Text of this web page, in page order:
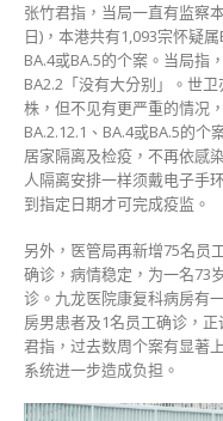
张竹君指，当局一直有监察
日)，本港共有1,093宗怀疑
BA.4或BA.5的个案。当局指
BA2.2「没有大分别」。世
株，但不见有更严重的情况
BA.2.12.1、BA.4或BA.5的
居家隔离及检疫，不再依感
人隔离安排一样须戴电子手
到指定日期才可完成疫监。
另外，医管局再新增75名员
确诊，病情稳定，为一名73
诊。九龙医院康复科病房有
房男患者及1名员工确诊，
君指，过去数周个案有显著
系统进一步造成负担。